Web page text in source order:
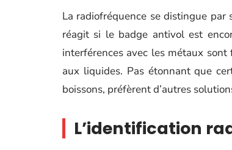
La radiofréquence se distingue
réagit si le badge antivol est
interférences avec les métaux
aux liquides. Pas étonnant que
boissons, préfèrent d’autres
L’identification